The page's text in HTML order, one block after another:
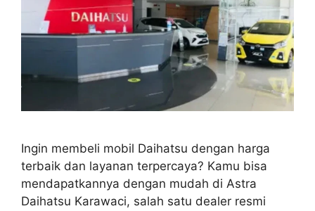
Ingin membeli mobil Daihatsu dengan harga
terbaik dan layanan terpercaya? Kamu bisa
mendapatkannya dengan mudah di Astra
Daihatsu Karawaci, salah satu dealer resmi